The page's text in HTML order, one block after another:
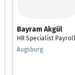
Bayram Akgül
HR Specialist Payroll
Augsburg